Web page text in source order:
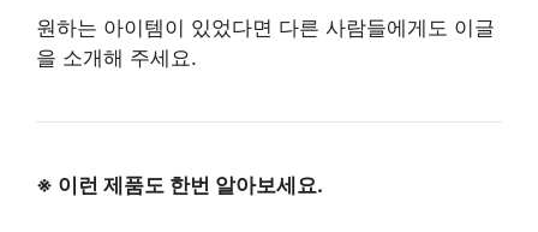
원하는 아이템이 있었다면 다른 사람들에게도 이글
을 소개해 주세요.
※ 이런 제품도 한번 알아보세요.